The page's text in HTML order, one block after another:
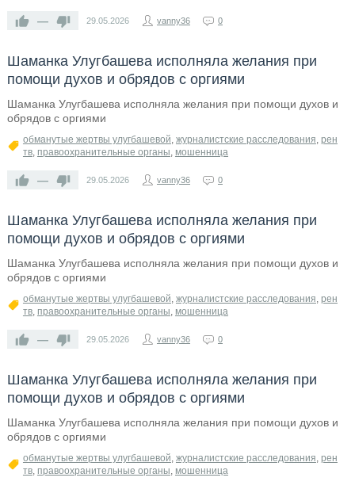
— 29.05.2026 vanny36 0
Шаманка Улугбашева исполняла желания при
помощи духов и обрядов с оргиями
Шаманка Улугбашева исполняла желания при помощи духов и
обрядов с оргиями
обманутые жертвы улугбашевой, журналистские расследования, рен
тв, правоохранительные органы, мошенница
— 29.05.2026 vanny36 0
Шаманка Улугбашева исполняла желания при
помощи духов и обрядов с оргиями
Шаманка Улугбашева исполняла желания при помощи духов и
обрядов с оргиями
обманутые жертвы улугбашевой, журналистские расследования, рен
тв, правоохранительные органы, мошенница
— 29.05.2026 vanny36 0
Шаманка Улугбашева исполняла желания при
помощи духов и обрядов с оргиями
Шаманка Улугбашева исполняла желания при помощи духов и
обрядов с оргиями
обманутые жертвы улугбашевой, журналистские расследования, рен
тв, правоохранительные органы, мошенница